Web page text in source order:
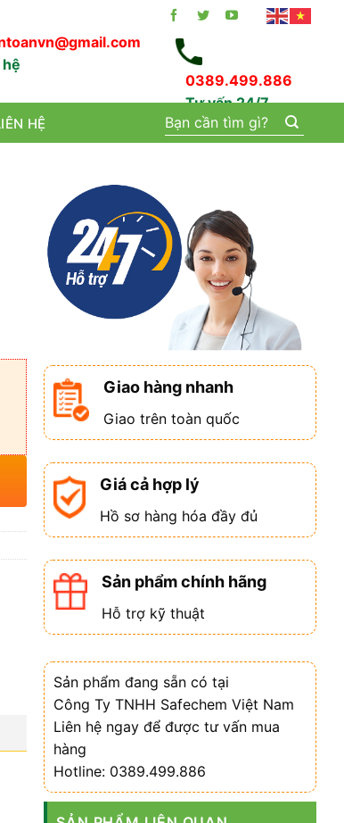
0389.499.886
Tư vấn 24/7
HỆ
Tìm
kiếm:
Giao hàng nhanh
Giao trên toàn quốc
Giá cả hợp lý
Hồ sơ hàng hóa đầy đủ
Sản phẩm chính hãng
Hỗ trợ kỹ thuật
Sản phẩm đang sẵn có tại
Công Ty TNHH Safechem Việt Nam
Liên hệ ngay để được tư vấn mua
hàng
Hotline: 0389.499.886